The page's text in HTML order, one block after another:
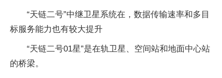
“天链二号”中继卫星系统在，数据传输速率和多目
标服务能力也有较大提升
“天链二号01星”是在轨卫星、空间站和地面中心站
的桥梁。